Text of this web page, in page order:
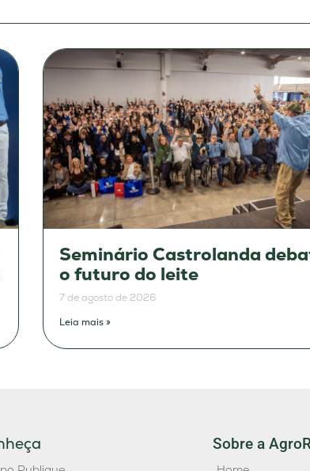
Seminário Castrolanda
o futuro do leite
7 de agosto de 2026
Leia mais »
Sobre a